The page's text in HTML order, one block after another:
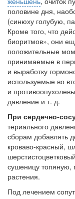
Закон о праве
реанимации
половине дня,
(синюху голубую,
Кроме того, что
биоритмов», они
положительные
принимаемые в
и выработку
используемые во
и
дав­ление и т. д.
При сердечно-
териального
сборам добавлять
кроваво-красный,
сушеницу топяную,
растения.
Под лечением